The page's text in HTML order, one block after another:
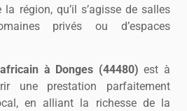
la région, qu’il s’agisse de salles
privés ou d’espaces
à Donges (44480) est à
une prestation parfaitement
en alliant la richesse de la